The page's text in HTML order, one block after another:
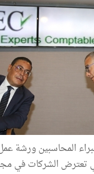
المحاسبين ورشة
تعترض الشركات في